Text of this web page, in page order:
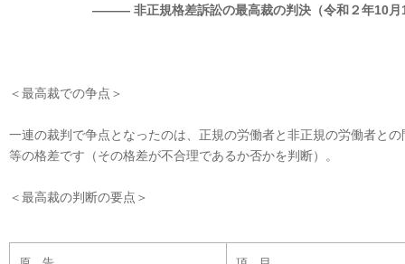
――― 非正規格差訴訟の最高裁の判決（令和２年10
＜最高裁での争点＞
一連の裁判で争点となったのは、正規の労働者と非正規の労働者と
等の格差です（その格差が不合理であるか否かを判断）。
＜最高裁の判断の要点＞